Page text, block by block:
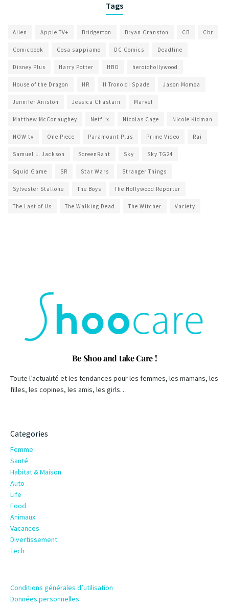
Tags
Alien Apple TV+ Bridgerton Bryan Cranston CB Cbr
Comicbook Cosa sappiamo DC Comics Deadline
Disney Plus Harry Potter HBO heroichollywood
House of the Dragon HR Il Trono di Spade Jason Momoa
Jennifer Aniston Jessica Chastain Marvel
Matthew McConaughey Netflix Nicolas Cage Nicole Kidman
NOW tv One Piece Paramount Plus Prime Video Rai
Samuel L. Jackson ScreenRant Sky Sky TG24
Squid Game SR Star Wars Stranger Things
Sylvester Stallone The Boys The Hollywood Reporter
The Last of Us The Walking Dead The Witcher Variety
Be Shoo and take Care !
Toute l’actualité et les tendances pour les femmes, les mamans, les
filles, les copines, les amis, les girls…
Categories
Femme
Santé
Habitat & Maison
Auto
Life
Food
Animaux
Vacances
Divertissement
Tech
Conditions générales d’utilisation
Données personnelles